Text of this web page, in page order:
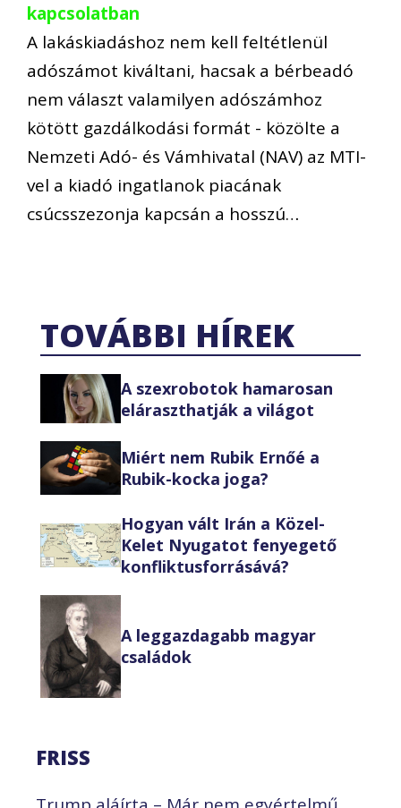
kapcsolatban
A lakáskiadáshoz nem kell feltétlenül
adószámot kiváltani, hacsak a bérbeadó
nem választ valamilyen adószámhoz
kötött gazdálkodási formát - közölte a
Nemzeti Adó- és Vámhivatal (NAV) az MTI-
vel a kiadó ingatlanok piacának
csúcsszezonja kapcsán a hosszú…
TOVÁBBI HÍREK
A szexrobotok hamarosan
eláraszthatják a világot
Miért nem Rubik Ernőé a
Rubik-kocka joga?
Hogyan vált Irán a Közel-
Kelet Nyugatot fenyegető
konfliktusforrásává?
A leggazdagabb magyar
családok
FRISS